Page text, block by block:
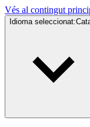
Vés al contingut
Idioma seleccionat: